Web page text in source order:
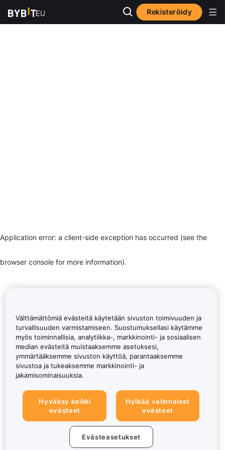
Rekisteröidy
Application error: a client-side exception has occurred (see the
browser console for more information).
Välttämättömiä evästeitä käytetään sivuston toimivuuden ja
turvallisuuden varmistamiseen. Suostumuksellasi käytämme
myös toiminnallisia, analytiikka-, markkinointi- ja sosiaalisen
median evästeitä muistaaksemme asetuksesi,
ymmärtääksemme sivuston käyttöä, parantaaksemme
sivustoa ja tukeaksemme markkinointi- ja
jakamisominaisuuksia.
Hyväksy kaikki
evästeet
Hylkää valinnaiset
evästeet
Evästeasetukset